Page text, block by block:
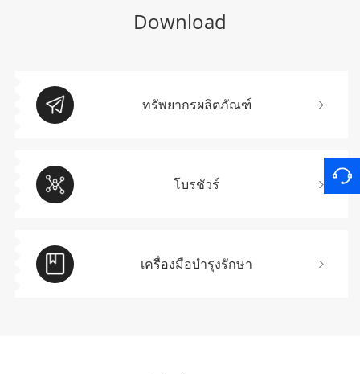
Download
ทรัพยากรผลิตภัณฑ์
โบรชัวร์
เครื่องมือบำรุงรักษา